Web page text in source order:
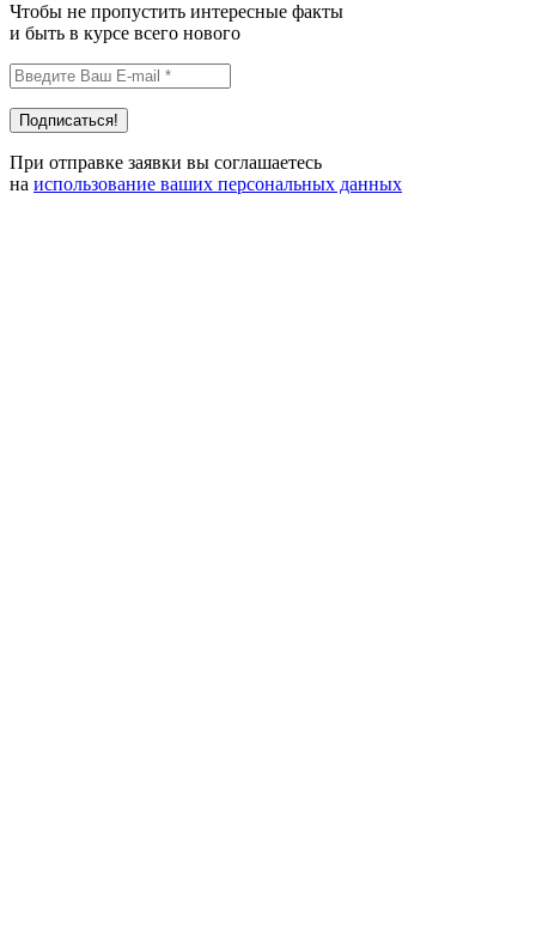
Чтобы не пропустить интересные факты
и быть в курсе всего нового
При отправке заявки вы соглашаетесь
на использование ваших персональных данных